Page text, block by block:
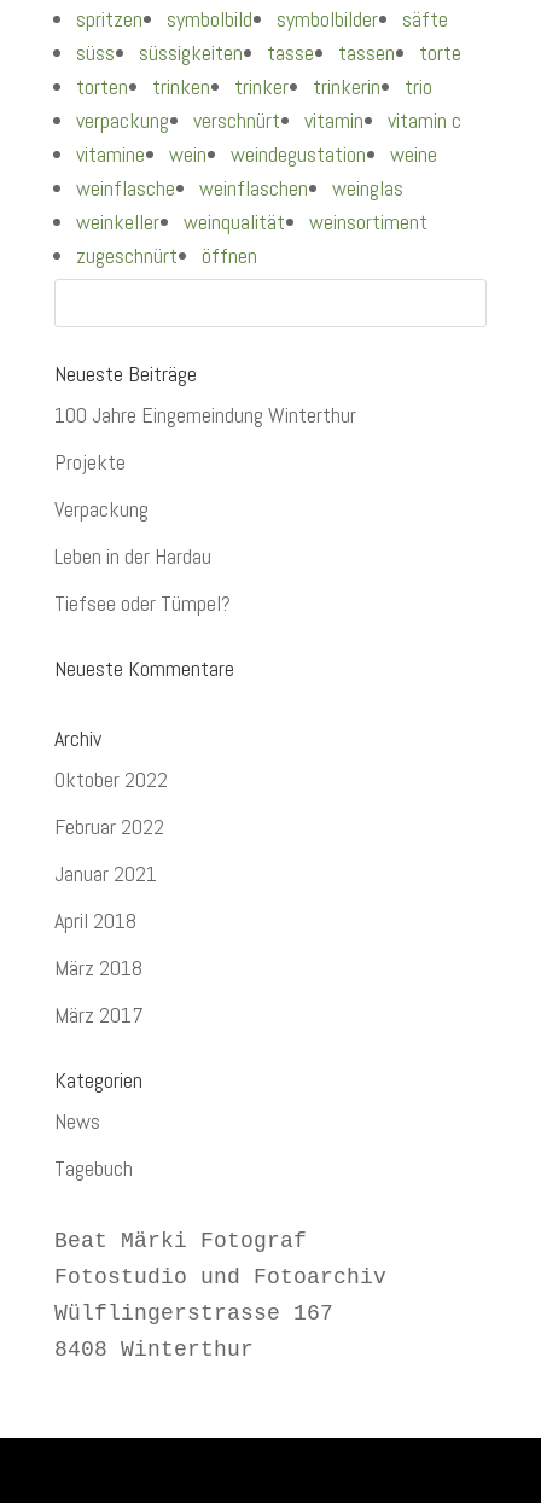
spritzen
symbolbild symbolbilder
säfte
süss
süssigkeiten tasse tassen
torte
torten
trinken trinker trinkerin
trio
verpackung
verschnürt vitamin
vitamin c
vitamine
wein weindegustation
weine
weinflasche
weinflaschen
weinglas
weinkeller
weinqualität
weinsortiment
zugeschnürt
öffnen
Neueste Beiträge
100 Jahre Eingemeindung Winterthur
Projekte
Verpackung
Leben in der Hardau
Tiefsee oder Tümpel?
Neueste Kommentare
Archiv
Oktober 2022
Februar 2022
Januar 2021
April 2018
März 2018
März 2017
Kategorien
News
Tagebuch
Beat Märki Fotograf
Fotostudio und Fotoarchiv
Wülflingerstrasse 167
8408 Winterthur